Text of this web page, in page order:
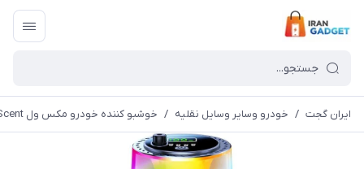
ایران گجت / خودرو وسایر وسایل نقلیه / خوشبو کننده خودرو مکس ول Maxwell - Aura Scent